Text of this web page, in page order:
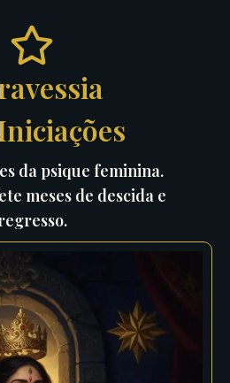
da psique feminina.
meses de descida e